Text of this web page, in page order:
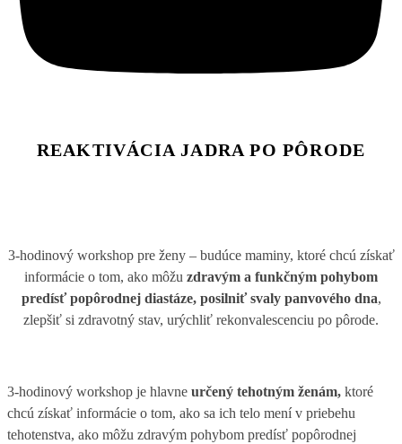
REAKTIVÁCIA JADRA PO PÔRODE
3-hodinový workshop pre ženy – budúce maminy, ktoré chcú získať
informácie o tom, ako môžu zdravým a funkčným pohybom
predísť popôrodnej diastáze, posilniť svaly panvového dna,
zlepšiť si zdravotný stav, urýchliť rekonvalescenciu po pôrode.
3-hodinový workshop je hlavne určený tehotným ženám, ktoré
chcú získať informácie o tom, ako sa ich telo mení v priebehu
tehotenstva, ako môžu zdravým pohybom predísť popôrodnej